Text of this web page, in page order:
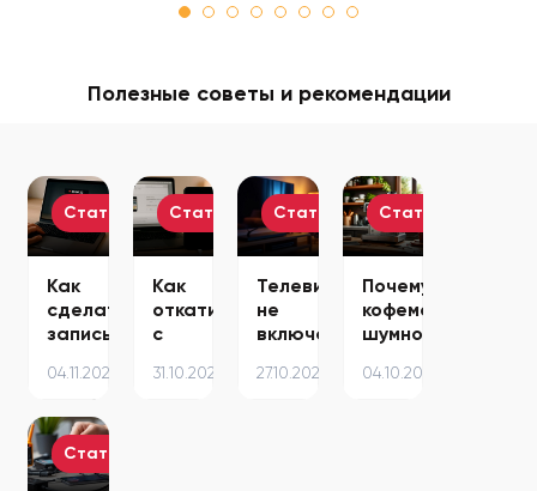
Полезные советы и рекомендации
Статьи
Как
сделать
запись
на
MacBook
—
пошаговая
инструкция…
04.11.2025
Статьи
Как
откатиться
с
iOS
31.10.2025
Статьи
Телевизор
не
включается
причины
27.10.2025
Статьи
Почему
кофемашина
шумно
–
04.10.2024
Статьи